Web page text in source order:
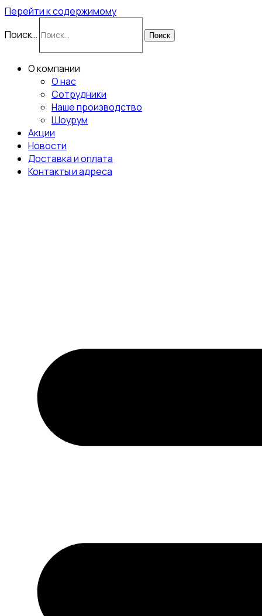
Перейти к содержимому
Поиск…
Поиск
О компании
О нас
Сотрудники
Наше производство
Шоурум
Акции
Новости
Доставка и оплата
Контакты и адреса